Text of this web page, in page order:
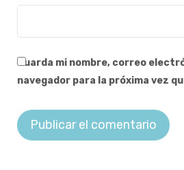
Guarda mi nombre, correo
navegador para la próxima vez